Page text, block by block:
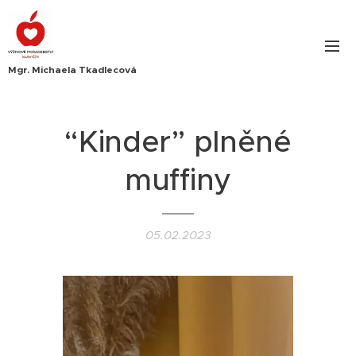
Mgr. Michaela Tkadlecová
“Kinder” plněné
muffiny
05.02.2023